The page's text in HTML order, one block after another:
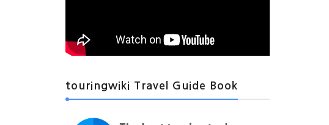
touringwiki Travel Guide Book